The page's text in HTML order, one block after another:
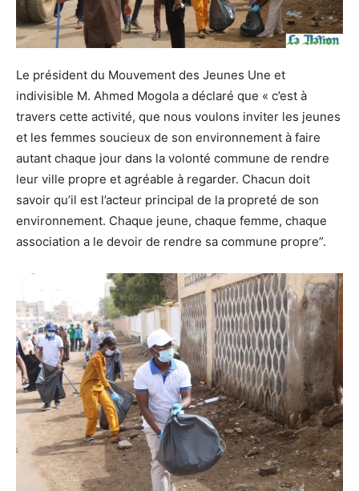
Le président du Mouvement des Jeunes Une et
indivisible M. Ahmed Mogola a déclaré que « c’est à
travers cette activité, que nous voulons inviter les jeunes
et les femmes soucieux de son environnement à faire
autant chaque jour dans la volonté commune de rendre
leur ville propre et agréable à regarder. Chacun doit
savoir qu’il est l’acteur principal de la propreté de son
environnement. Chaque jeune, chaque femme, chaque
association a le devoir de rendre sa commune propre”.